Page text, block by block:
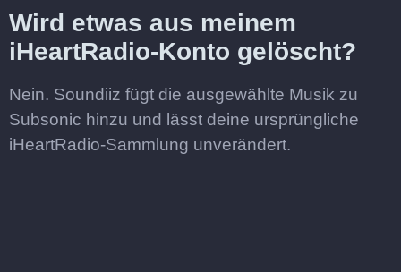
Wird etwas aus meinem
iHeartRadio-Konto gelöscht?
Nein. Soundiiz fügt die ausgewählte Musik zu
Subsonic hinzu und lässt deine ursprüngliche
iHeartRadio-Sammlung unverändert.